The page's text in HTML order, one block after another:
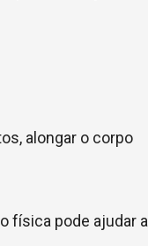
alongar o corpo
física pode ajudar a